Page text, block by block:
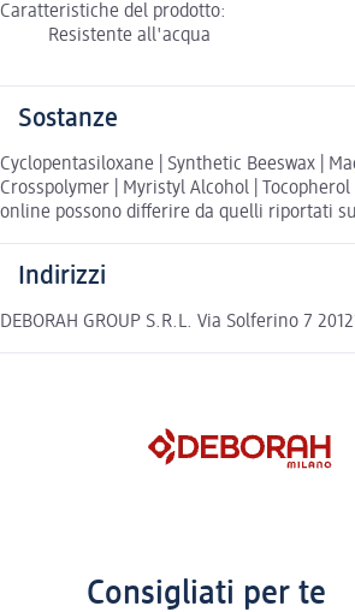
Caratteristiche del prodotto:
Resistente all'acqua
Sostanze
Cyclopentasiloxane | Synthetic Beeswax |
Crosspolymer | Myristyl Alcohol |
online possono differire da quelli riportati
Indirizzi
DEBORAH GROUP S.R.L. Via Solferino 7
Consigliati per te